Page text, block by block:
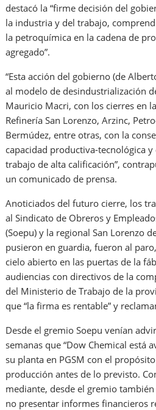
destacó la “firme decisión del
la industria y del trabajo,
la petroquímica en la cadena de
agregado”.
“Esta acción del gobierno (de
al modelo de desindustrialización
Mauricio Macri, con los cierres en
Refinería San Lorenzo, Arzinc,
Bermúdez, entre otras, con la
capacidad productiva-tecnológica
trabajo de alta calificación”,
un comunicado de prensa.
Anoticiados del futuro cierre, los
al Sindicato de Obreros y
(Soepu) y la regional San Lorenzo
pusieron en guardia, fueron al
cielo abierto en las puertas de la
audiencias con directivos de la
del Ministerio de Trabajo de la
que “la firma es rentable” y
Desde el gremio Soepu venían
semanas que “Dow Chemical está
su planta en PGSM con el
producción antes de lo previsto.
mediante, desde el gremio
no presentar informes financieros